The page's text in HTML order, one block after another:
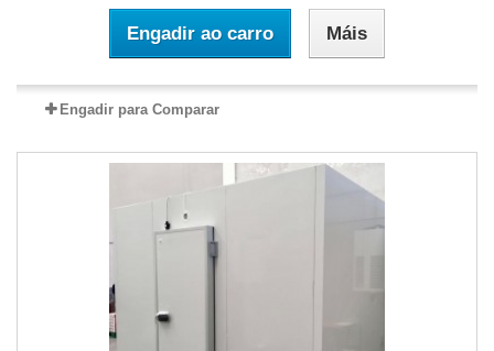
Engadir ao carro Máis
Engadir para Comparar